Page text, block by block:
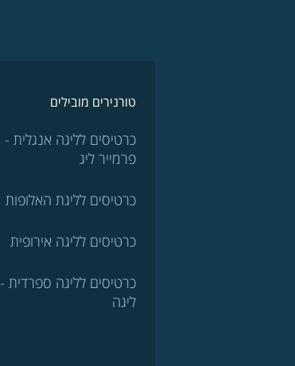
טורנירים מובילים
כרטיסים לליגה אנגלית -
פרמייר ליג
כרטיסים לליגת האלופות
כרטיסים לליגה אירופית
כרטיסים לליגה ספרדית
ליגה